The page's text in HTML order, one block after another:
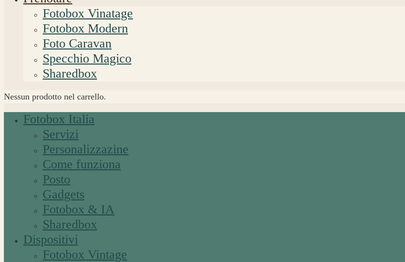
Fotobox Vinatage
Fotobox Modern
Foto Caravan
Specchio Magico
Sharedbox
Nessun prodotto nel carrello.
Fotobox Italia
Servizi
Personalizzazine
Come funziona
Posto
Gadgets
Fotobox & IA
Sharedbox
Dispositivi
Fotobox Vintage